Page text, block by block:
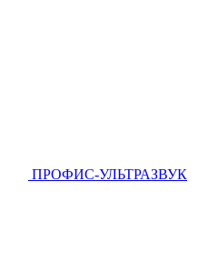
ПРОФИС-УЛЬТРАЗВУК